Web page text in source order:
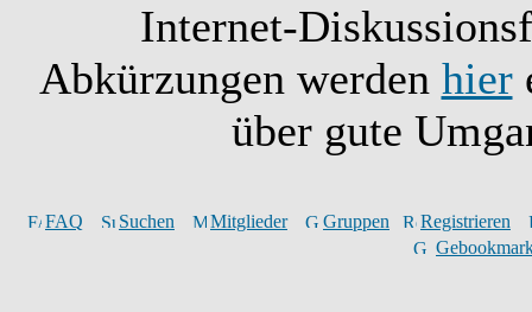
Internet-
Abkürzungen werden hier
über gute
FAQ Suchen Mitglieder Gruppen
Registrieren